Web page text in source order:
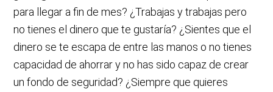
para llegar a fin de mes? ¿Trabajas y trabajas pero
no tienes el dinero que te gustaría? ¿Sientes que el
dinero se te escapa de entre las manos o no tienes
capacidad de ahorrar y no has sido capaz de crear
un fondo de seguridad? ¿Siempre que quieres